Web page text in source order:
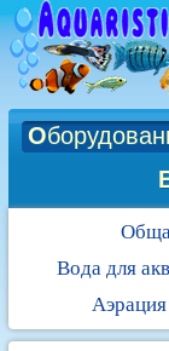
О
Вода для
Аэрация